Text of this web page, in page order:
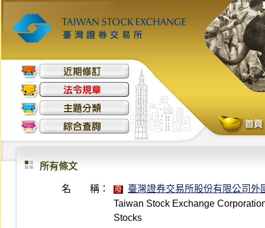
所有條文
名 稱： 廢
臺灣證券交易所股份有限公司外
Taiwan Stock Exchange
Stocks